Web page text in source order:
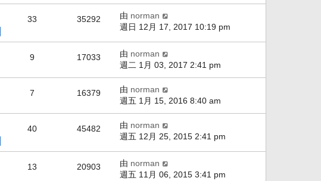
33 35292 由 norman
週日 12月 17, 2017 10:19 pm
9 17033 由 norman
週二 1月 03, 2017 2:41 pm
7 16379 由 norman
週五 1月 15, 2016 8:40 am
40 45482 由 norman
週五 12月 25, 2015 2:41 pm
13 20903 由 norman
週五 11月 06, 2015 3:41 pm